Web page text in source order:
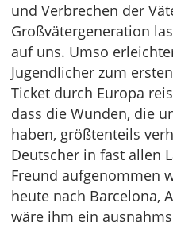
und Verbrechen der
Großvätergeneration
auf uns. Umso
Jugendlicher zum
Ticket durch Europa
dass die Wunden, die
haben, größtenteils
Deutscher in fast allen
Freund aufgenommen
heute nach Barcelona,
wäre ihm ein